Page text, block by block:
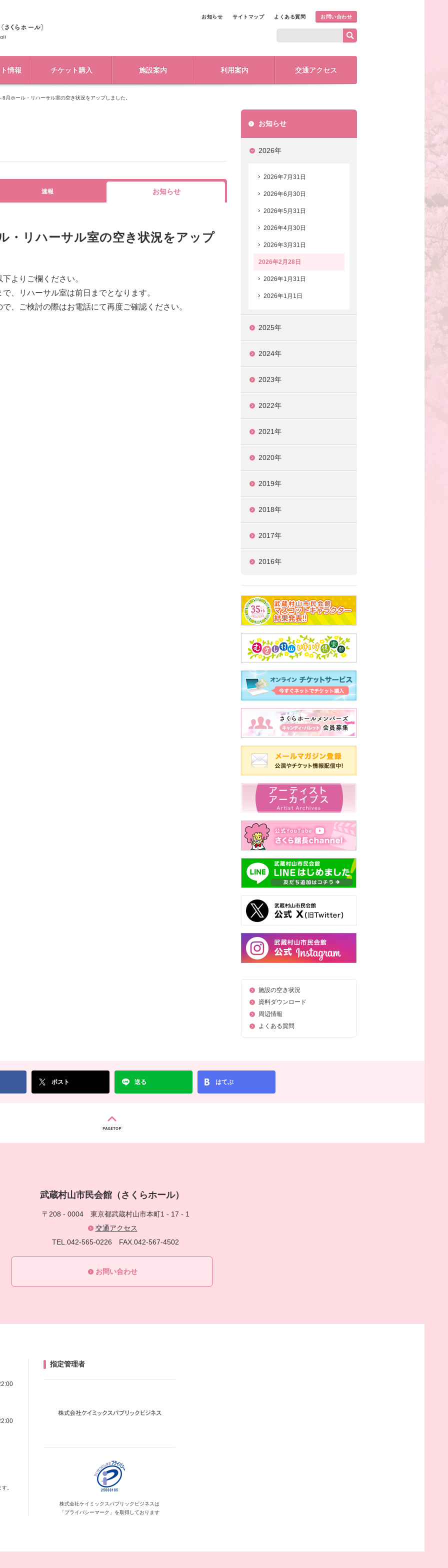
お知らせ サイトマップ よくある質問 お問い合わせ
情報 チケット購入 施設案内 利用案内 交通アクセス
月ホール・リハーサル室の空き状況をアップしました。
速報 お知らせ
・リハーサル室の空き状況をアップ
よりご欄ください。
、リハーサル室は前日までとなります。
、ご検討の際はお電話にて再度ご確認ください。
お知らせ
2026年
2026年7月31日
2026年6月30日
2026年5月31日
2026年4月30日
2026年3月31日
2026年2月28日
2026年1月31日
2026年1月1日
2025年
2024年
2023年
2022年
2021年
2020年
2019年
2018年
2017年
2016年
施設の空き状況
資料ダウンロード
周辺情報
よくある質問
ポスト 送る はてぶ
武蔵村山市民会館（さくらホール）
〒208 - 0004 東京都武蔵村山市本町1 - 17 - 1
交通アクセス
TEL.042-565-0226 FAX.042-567-4502
お問い合わせ
。
指定管理者
株式会社ケイミックス パブリックビジネスは
「プライバシーマーク」を取得しております